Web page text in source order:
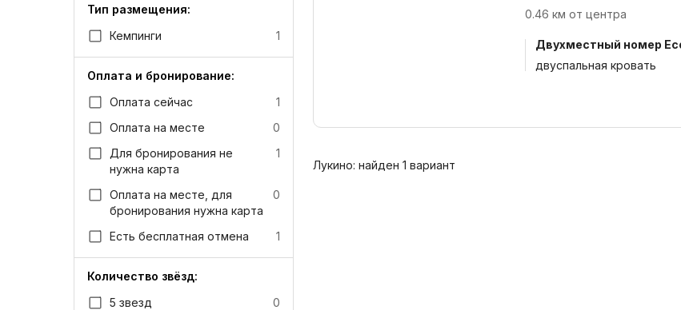
0.46 км от центра
Двухместный номер
двуспальная кровать
Лукино: найден 1 вариант
Тип размещения:
Кемпинги
1
Оплата и бронирование:
Оплата сейчас
1
Оплата на месте
0
Для бронирования не
нужна карта
1
Оплата на месте, для
бронирования нужна карта
0
Есть бесплатная отмена 1
Количество звёзд:
5 звезд
0